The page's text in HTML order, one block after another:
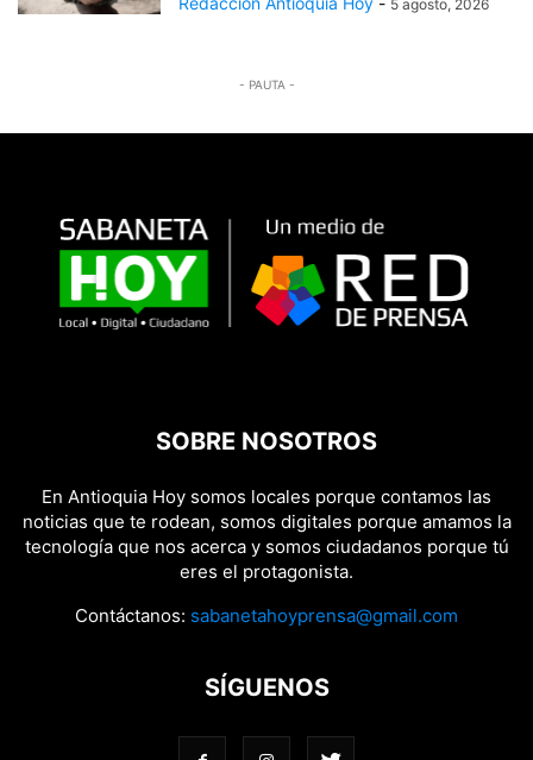
5 agosto, 2026
- PAUTA -
SOBRE NOSOTROS
En Antioquia Hoy somos locales porque contamos las
noticias que te rodean, somos digitales porque amamos la
tecnología que nos acerca y somos ciudadanos porque tú
eres el protagonista.
Contáctanos: sabanetahoyprensa@gmail.com
SÍGUENOS